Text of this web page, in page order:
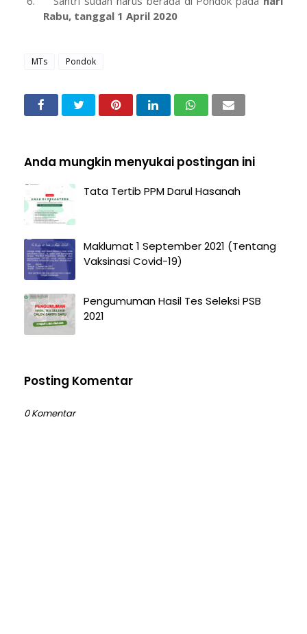
Rabu, tanggal 1 April 2020
MTs Pondok
Anda mungkin menyukai postingan ini
Tata Tertib PPM Darul Hasanah
Maklumat 1 September 2021 (Tentang
Vaksinasi Covid-19)
Pengumuman Hasil Tes Seleksi PSB
2021
Posting Komentar
0 Komentar